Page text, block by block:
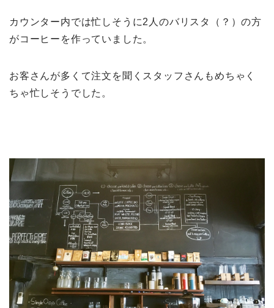
カウンター内では忙しそうに2人のバリスタ（？）の方
がコーヒーを作っていました。
お客さんが多くて注文を聞くスタッフさんもめちゃく
ちゃ忙しそうでした。